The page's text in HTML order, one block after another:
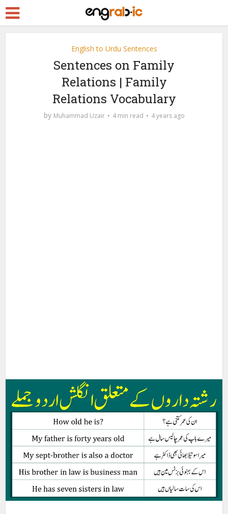
English to Urdu Sentences
Sentences on Family
Relations | Family
Relations Vocabulary
by Muhammad Uzair 4 min read 4 years ago